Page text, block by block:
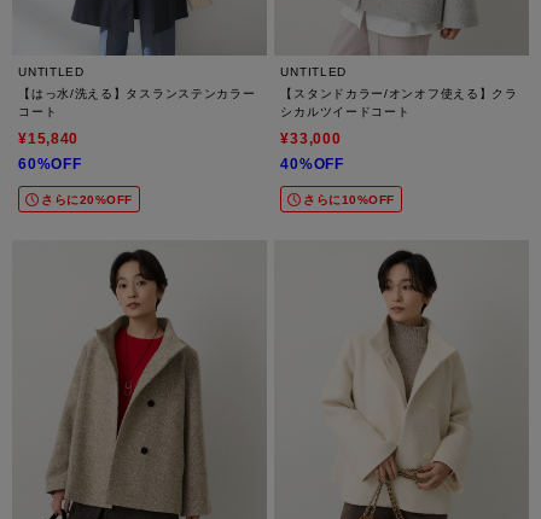
UNTITLED
【はっ水/洗える】タスランステンカラー
コート
¥15,840
60%OFF
さらに20%OFF
UNTITLED
【スタンドカラー/オンオフ使える】クラ
シカルツイードコート
¥33,000
40%OFF
さらに10%OFF